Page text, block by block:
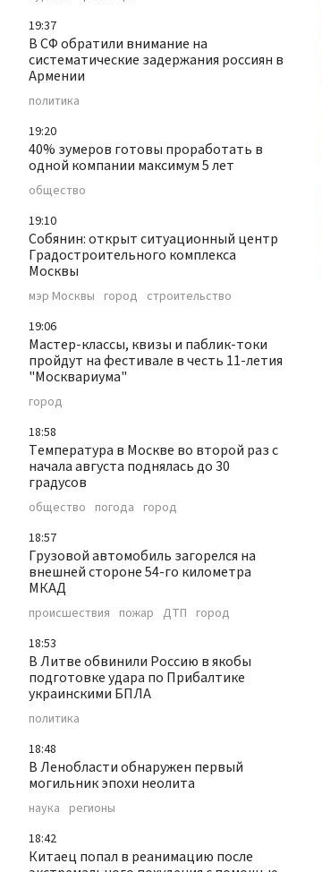
19:37
В СФ обратили внимание на
систематические задержания россиян в
Армении
политика
19:20
40% зумеров готовы проработать в
одной компании максимум 5 лет
общество
19:10
Собянин: открыт ситуационный центр
Градостроительного комплекса
Москвы
мэр Москвы город строительство
19:06
Мастер-классы, квизы и паблик-токи
пройдут на фестивале в честь 11-летия
"Москвариума"
город
18:58
Температура в Москве во второй раз с
начала августа поднялась до 30
градусов
общество погода город
18:57
Грузовой автомобиль загорелся на
внешней стороне 54-го километра
МКАД
происшествия пожар ДТП город
18:53
В Литве обвинили Россию в якобы
подготовке удара по Прибалтике
украинскими БПЛА
политика
18:48
В Ленобласти обнаружен первый
могильник эпохи неолита
наука регионы
18:42
Китаец попал в реанимацию после